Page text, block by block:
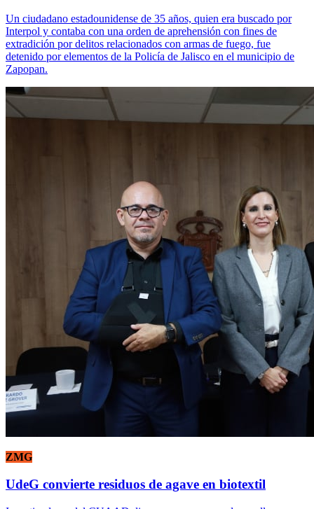
Un ciudadano estadounidense de 35 años, quien era buscado por
Interpol y contaba con una orden de aprehensión con fines de
extradición por delitos relacionados con armas de fuego, fue
detenido por elementos de la Policía de Jalisco en el municipio de
Zapopan.
ZMG
UdeG convierte residuos de agave en biotextil